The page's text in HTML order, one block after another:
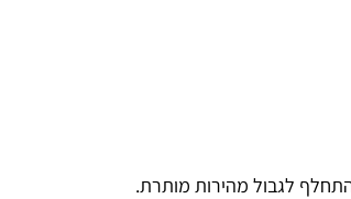
לגבול מהירות מותרת.